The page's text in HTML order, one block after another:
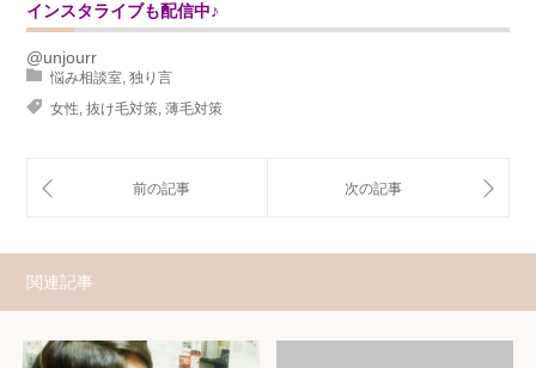
インスタライブも配信中♪
@unjourr
悩み相談室, 独り言
女性, 抜け毛対策, 薄毛対策
関連記事